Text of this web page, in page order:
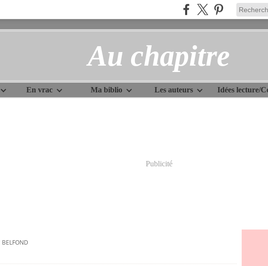
Au chapitre
En vrac Ma biblio Les auteurs
Publicité
BELFOND